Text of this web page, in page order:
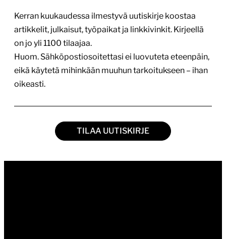
Kerran kuukaudessa ilmestyvä uutiskirje koostaa
artikkelit, julkaisut, työpaikat ja linkkivinkit. Kirjeellä
on jo yli 1100 tilaajaa.
Huom. Sähköpostiosoitettasi ei luovuteta eteenpäin,
eikä käytetä mihinkään muuhun tarkoitukseen – ihan
oikeasti.
TILAA UUTISKIRJE